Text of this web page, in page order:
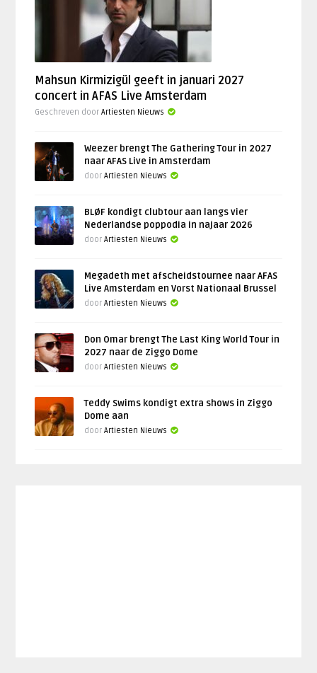
Mahsun Kirmizigül geeft in januari 2027
concert in AFAS Live Amsterdam
Geschreven doorArtiesten Nieuws
Weezer brengt The Gathering Tour in 2027
naar AFAS Live in Amsterdam
doorArtiesten Nieuws
BLØF kondigt clubtour aan langs vier
Nederlandse poppodia in najaar 2026
doorArtiesten Nieuws
Megadeth met afscheidstournee naar AFAS
Live Amsterdam en Vorst Nationaal Brussel
doorArtiesten Nieuws
Don Omar brengt The Last King World Tour in
2027 naar de Ziggo Dome
doorArtiesten Nieuws
Teddy Swims kondigt extra shows in Ziggo
Dome aan
doorArtiesten Nieuws